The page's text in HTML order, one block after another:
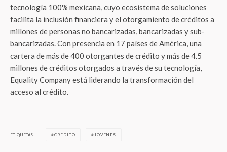
tecnología 100% mexicana, cuyo ecosistema de soluciones
facilita la inclusión financiera y el otorgamiento de créditos a
millones de personas no bancarizadas, bancarizadas y sub-
bancarizadas. Con presencia en 17 países de América, una
cartera de más de 400 otorgantes de crédito y más de 4.5
millones de créditos otorgados a través de su tecnología,
Equality Company está liderando la transformación del
acceso al crédito.
ETIQUETAS CREDITO JOVENES